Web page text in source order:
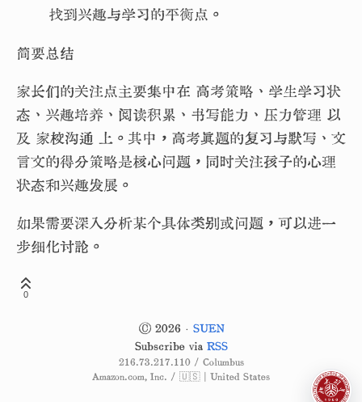
找到兴趣与学习的平衡点。
简要总结
家长们的关注点主要集中在 高考策略、学生学习状
态、兴趣培养、阅读积累、书写能力、压力管理 以
及 家校沟通 上。其中，高考真题的复习与默写、文
言文的得分策略是核心问题，同时关注孩子的心理
状态和兴趣发展。
如果需要深入分析某个具体类别或问题，可以进一
步细化讨论。
0
© 2026 · SUEN
Subscribe via RSS
216.73.217.110 / Columbus
Amazon.com, Inc. / 🇺🇸 | United States